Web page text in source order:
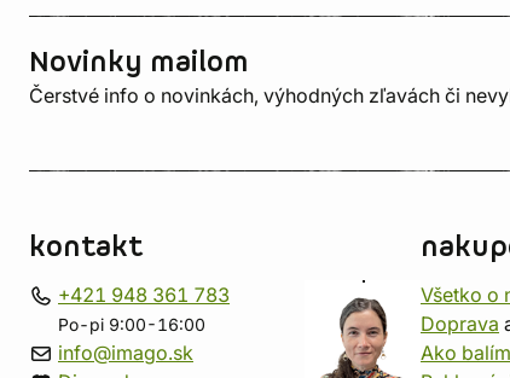
Novinky mailom
Čerstvé info o novinkách, výhodných zľavách či
kontakt
+421 948 361 783
Po-pi 9:00-16:00
info@imago.sk
Všetko o
Doprava
Ako